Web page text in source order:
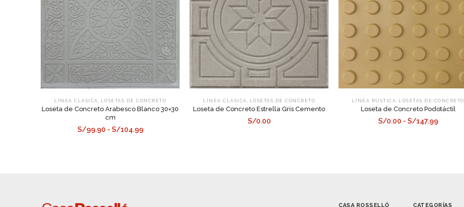
LÍNEA CLÁSICA , LOSETAS DE CONCRETO
Loseta de Concreto Arabesco Blanco 30×30
cm
S/99.90 - S/104.99
LÍNEA CLÁSICA , LOSETAS DE CONCRETO
Loseta de Concreto Estrella Gris Cemento
S/0.00
LÍNEA RÚSTICA, LOSETAS DE CONCRETO
Loseta de Concreto Podotáctil
S/0.00 - S/147.99
CASA ROSSELLÓ CATEGORÍAS